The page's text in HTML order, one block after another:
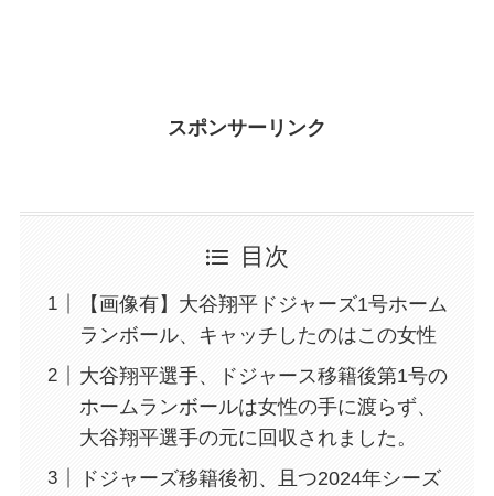
スポンサーリンク
目次
【画像有】大谷翔平ドジャーズ1号ホーム
ランボール、キャッチしたのはこの女性
大谷翔平選手、ドジャース移籍後第1号の
ホームランボールは女性の手に渡らず、
大谷翔平選手の元に回収されました。
ドジャーズ移籍後初、且つ2024年シーズ